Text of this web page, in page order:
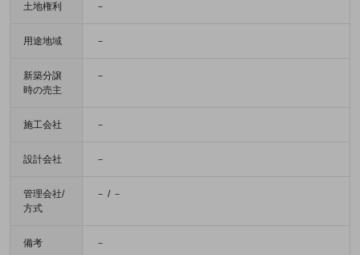
土地権利 －
用途地域 －
新築分譲
時の売主
－
施工会社 －
設計会社 －
管理会社/
方式
－ / －
備考 －